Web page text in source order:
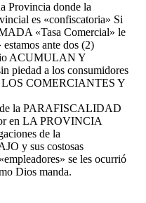
Provincia donde la
es «confiscatoria» Si
«Tasa Comercial» le
ante dos (2)
ACUMULAN Y
piedad a los consumidores
LOS COMERCIANTES Y
la PARAFISCALIDAD
en LA PROVINCIA
de la
y sus costosas
se les ocurrió
Dios manda.